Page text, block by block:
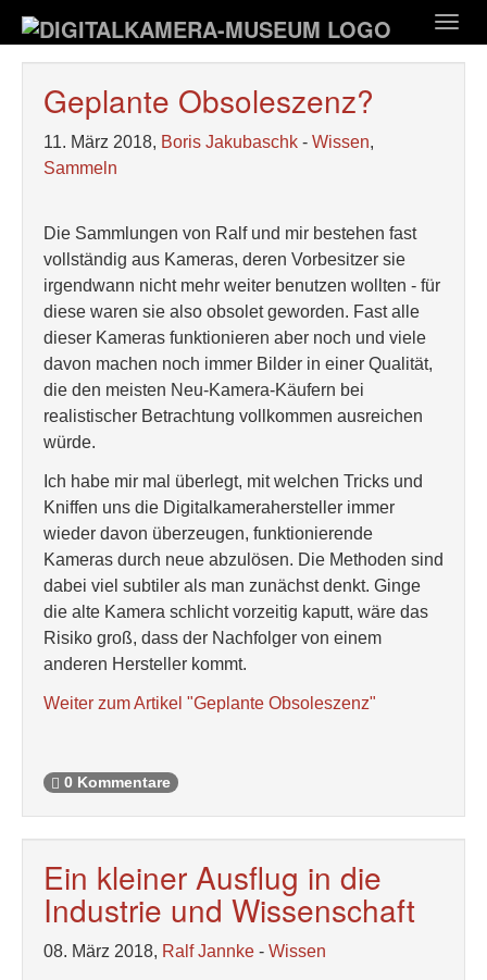
Hauptinhalt
springen
Geplante Obsoleszenz?
11. März 2018, Boris Jakubaschk - Wissen,
Sammeln
Die Sammlungen von Ralf und mir bestehen fast
vollständig aus Kameras, deren Vorbesitzer sie
irgendwann nicht mehr weiter benutzen wollten - für
diese waren sie also obsolet geworden. Fast alle
dieser Kameras funktionieren aber noch und viele
davon machen noch immer Bilder in einer Qualität,
die den meisten Neu-Kamera-Käufern bei
realistischer Betrachtung vollkommen ausreichen
würde.
Ich habe mir mal überlegt, mit welchen Tricks und
Kniffen uns die Digitalkamerahersteller immer
wieder davon überzeugen, funktionierende
Kameras durch neue abzulösen. Die Methoden sind
dabei viel subtiler als man zunächst denkt. Ginge
die alte Kamera schlicht vorzeitig kaputt, wäre das
Risiko groß, dass der Nachfolger von einem
anderen Hersteller kommt.
Weiter zum Artikel "Geplante Obsoleszenz"
0 Kommentare
Ein kleiner Ausflug in die
Industrie und Wissenschaft
08. März 2018, Ralf Jannke - Wissen